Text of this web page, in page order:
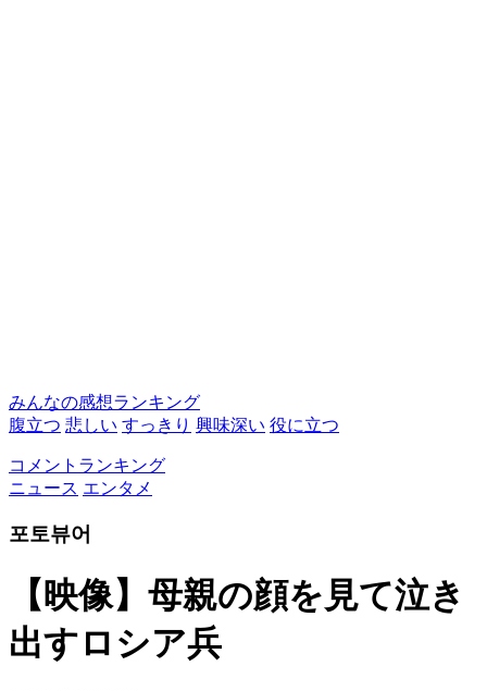
みんなの感想ランキング
腹立つ 悲しい すっきり 興味深い 役に立つ
コメントランキング
ニュース エンタメ
포토뷰어
【映像】母親の顔を見て泣き
出すロシア兵